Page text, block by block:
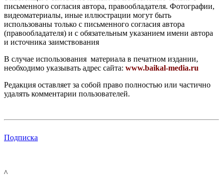
письменного согласия автора, правообладателя. Фотографии,
видеоматериалы, иные иллюстрации могут быть
использованы только с письменного согласия автора
(правообладателя) и с обязательным указанием имени автора
и источника заимствования
В случае использования материала в печатном издании,
необходимо указывать адрес сайта: www.baikal-media.ru
Редакция оставляет за собой право полностью или частично
удалять комментарии пользователей.
Подписка
^